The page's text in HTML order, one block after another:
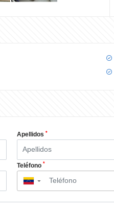
Apellidos *
Teléfono *
▼